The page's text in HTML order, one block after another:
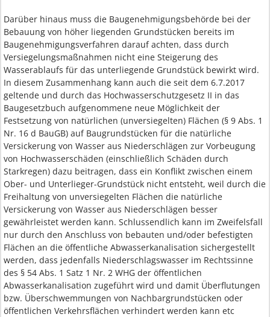
Darüber hinaus muss die Baugenehmigungsbehörde bei der
Bebauung von höher liegenden Grundstücken bereits im
Baugenehmigungsverfahren darauf achten, dass durch
Versiegelungsmaßnahmen nicht eine Steigerung des
Wasserablaufs für das unterliegende Grundstück bewirkt wird.
In diesem Zusammenhang kann auch die seit dem 6.7.2017
geltende und durch das Hochwasserschutzgesetz II in das
Baugesetzbuch aufgenommene neue Möglichkeit der
Festsetzung von natürlichen (unversiegelten) Flächen (§ 9 Abs. 1
Nr. 16 d BauGB) auf Baugrundstücken für die natürliche
Versickerung von Wasser aus Niederschlägen zur Vorbeugung
von Hochwasserschäden (einschließlich Schäden durch
Starkregen) dazu beitragen, dass ein Konflikt zwischen einem
Ober- und Unterlieger-Grundstück nicht entsteht, weil durch die
Freihaltung von unversiegelten Flächen die natürliche
Versickerung von Wasser aus Niederschlägen besser
gewährleistet werden kann. Schlussendlich kann im Zweifelsfall
nur durch den Anschluss von bebauten und/oder befestigten
Flächen an die öffentliche Abwasserkanalisation sichergestellt
werden, dass jedenfalls Niederschlagswasser im Rechtssinne
des § 54 Abs. 1 Satz 1 Nr. 2 WHG der öffentlichen
Abwasserkanalisation zugeführt wird und damit Überflutungen
bzw. Überschwemmungen von Nachbargrundstücken oder
öffentlichen Verkehrsflächen verhindert werden kann etc